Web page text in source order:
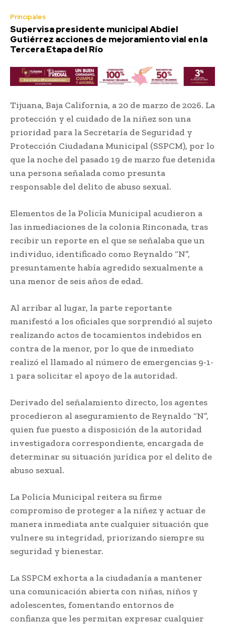
Principales
Supervisa presidente municipal Abdiel
Gutiérrez acciones de mejoramiento vial en la
Tercera Etapa del Río
Tijuana, Baja California, a 20 de marzo de 2026. La
protección y el cuidado de la niñez son una
prioridad para la Secretaría de Seguridad y
Protección Ciudadana Municipal (SSPCM), por lo
que la noche del pasado 19 de marzo fue detenida
una persona señalada como presunta
responsable del delito de abuso sexual.
Elementos de la Policía Municipal acudieron a
las inmediaciones de la colonia Rinconada, tras
recibir un reporte en el que se señalaba que un
individuo, identificado como Reynaldo “N”,
presuntamente había agredido sexualmente a
una menor de seis años de edad.
Al arribar al lugar, la parte reportante
manifestó a los oficiales que sorprendió al sujeto
realizando actos de tocamientos indebidos en
contra de la menor, por lo que de inmediato
realizó el llamado al número de emergencias 9-1-
1 para solicitar el apoyo de la autoridad.
Derivado del señalamiento directo, los agentes
procedieron al aseguramiento de Reynaldo “N”,
quien fue puesto a disposición de la autoridad
investigadora correspondiente, encargada de
determinar su situación jurídica por el delito de
abuso sexual.
La Policía Municipal reitera su firme
compromiso de proteger a la niñez y actuar de
manera inmediata ante cualquier situación que
vulnere su integridad, priorizando siempre su
seguridad y bienestar.
La SSPCM exhorta a la ciudadanía a mantener
una comunicación abierta con niñas, niños y
adolescentes, fomentando entornos de
confianza que les permitan expresar cualquier